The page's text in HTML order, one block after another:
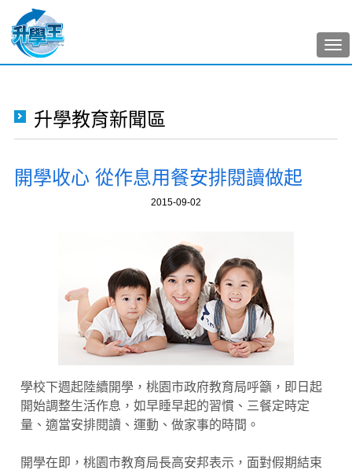
升學教育新聞區
開學收心 從作息用餐安排閱讀做起
2015-09-02
學校下週起陸續開學，桃園市政府教育局呼籲，即日起
開始調整生活作息，如早睡早起的習慣、三餐定時定
量、適當安排閱讀、運動、做家事的時間。
開學在即，桃園市教育局長高安邦表示，面對假期結束